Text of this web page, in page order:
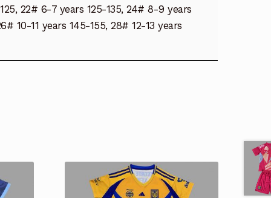
22# 6-7 years 125-135, 24# 8-9 years
10-11 years 145-155, 28# 12-13 years